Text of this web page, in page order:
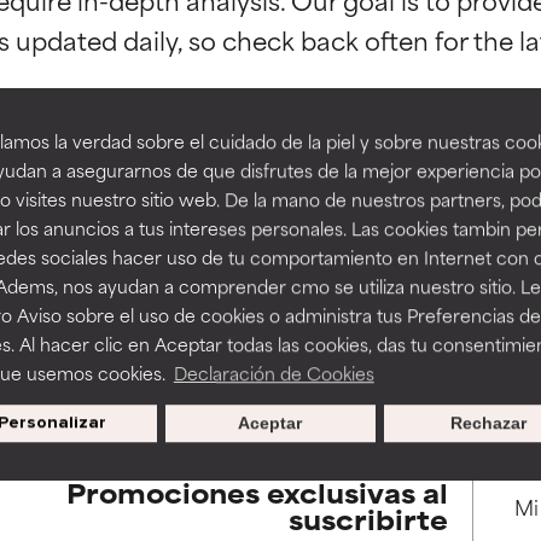
la verdad sobre el cuidado de la piel y sobre nuestras
a asegurarnos de que disfrutes de la mejor experiencia
visites nuestro sitio web. De la mano de nuestros partners,
los anuncios a tus intereses personales. Las cookies tambin
sociales hacer uso de tu comportamiento en Internet con
nos ayudan a comprender cmo se utiliza nuestro sitio.
Aviso sobre el uso de cookies o administra tus Preferencias de
Al hacer clic en Aceptar todas las cookies, das tu
usemos cookies. Declaración de Cookies
Personalizar Rechazar
Aceptar
BACK TO SEARCH
to assess ingredients in this dictionary. Regulations
con beneficios reales para la piel. Su eficacia está
independientes.
tan beneficiosos como los de la categoría excelente, suelen ser
la estabilidad o la absorción de una fórmula.
ciertas limitaciones en cuanto a su apariencia, estabilidad o
básicos o que no cuentan con suficiente respaldo científico.
algunos beneficios se recomienda evitarlo por su
provocar efectos adversos como irritación, inflamación o
se utiliza en altas concentraciones o junto con otros
con beneficios reales para la piel. Su eficacia está
independientes.
tan beneficiosos como los de la categoría excelente, suelen ser
la estabilidad o la absorción de una fórmula.
ciertas limitaciones en cuanto a su apariencia, estabilidad o
básicos o que no cuentan con suficiente respaldo científico.
algunos beneficios se recomienda evitarlo por su
provocar efectos adversos como irritación, inflamación o
se utiliza en altas concentraciones o junto con otros
Promociones exclusivas al
suscribirte